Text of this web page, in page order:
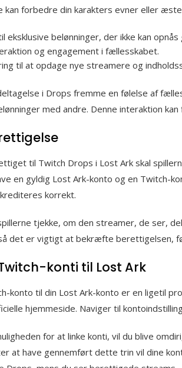
kan forbedre din karakters evner eller
eksklusive belønninger, der ikke kan opnås
og engagement i fællesskabet.
til at opdage nye streamere og
i Drops fremme en følelse af
med andre. Denne interaktion
til Twitch Drops i Lost Ark skal
en gyldig Lost Ark-konto og en Twitch-
korrekt.
tjekke, om den streamer, de ser,
det er vigtigt at bekræfte berettigelsen,
konti til Lost Ark
konto til din Lost Ark-konto er en ligetil
hjemmeside. Naviger til
for at linke konti, vil du blive
at have gennemført dette trin vil dine